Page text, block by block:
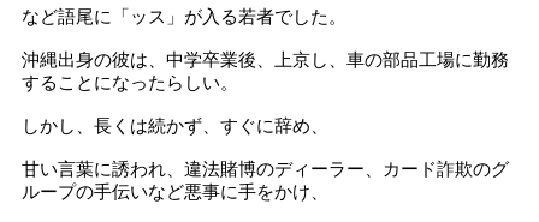
など語尾に「ッス」が入る若者でした。
沖縄出身の彼は、中学卒業後、上京し、車の部品工場に勤務
することになったらしい。
しかし、長くは続かず、すぐに辞め、
甘い言葉に誘われ、違法賭博のディーラー、カード詐欺のグ
ループの手伝いなど悪事に手をかけ、